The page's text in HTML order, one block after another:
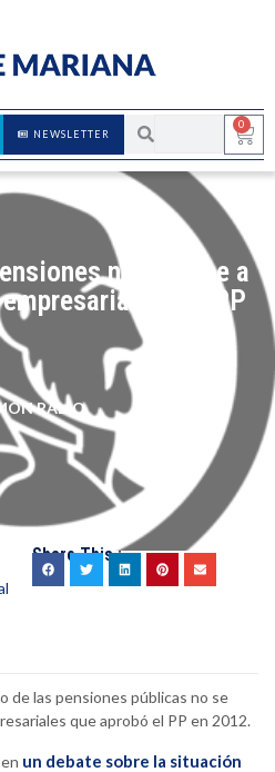
0
NEWSLETTER
no se debe a
del PP
RALLO
Share This :
de las pensiones públicas no se
que aprobó el PP en 2012.
un debate sobre la situación